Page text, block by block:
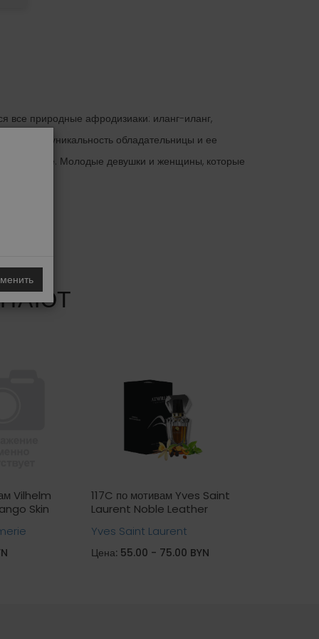
все природные афродизиаки: иланг-иланг,
уникальность обладательницы и ее
женщине. Молодые девушки и женщины, которые
Vilhelm
Skin
117C по мотивам Yves Saint
Laurent Noble Leather
Yves Saint Laurent
Цена: 55.00 - 75.00 BYN